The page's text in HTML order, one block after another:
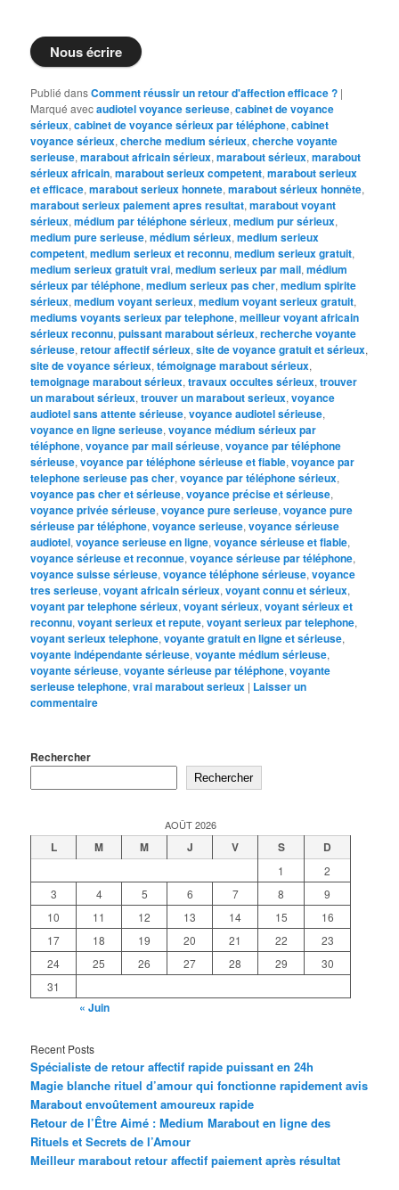
Nous écrire
Publié dansComment réussir un retour d'affection efficace ? |
Marqué avecaudiotel voyance serieuse,cabinet de voyance
sérieux,cabinet de voyance sérieux par téléphone,cabinet
voyance sérieux,cherche medium sérieux,cherche voyante
serieuse,marabout africain sérieux,marabout sérieux,marabout
sérieux africain,marabout serieux competent,marabout serieux
et efficace,marabout serieux honnete,marabout sérieux honnête,
marabout serieux paiement apres resultat,marabout voyant
sérieux,médium par téléphone sérieux,medium pur sérieux,
medium pure serieuse,médium sérieux,medium serieux
competent,medium serieux et reconnu,medium serieux gratuit,
medium serieux gratuit vrai,medium serieux par mail,médium
sérieux par téléphone,medium serieux pas cher,medium spirite
sérieux,medium voyant serieux,medium voyant serieux gratuit,
mediums voyants serieux par telephone,meilleur voyant africain
sérieux reconnu,puissant marabout sérieux,recherche voyante
sérieuse,retour affectif sérieux,site de voyance gratuit et sérieux,
site de voyance sérieux,témoignage marabout sérieux,
temoignage marabout sérieux,travaux occultes sérieux,trouver
un marabout sérieux,trouver un marabout serieux,voyance
audiotel sans attente sérieuse,voyance audiotel sérieuse,
voyance en ligne serieuse,voyance médium sérieux par
téléphone,voyance par mail sérieuse,voyance par téléphone
sérieuse,voyance par téléphone sérieuse et fiable,voyance par
telephone serieuse pas cher,voyance par téléphone sérieux,
voyance pas cher et sérieuse,voyance précise et sérieuse,
voyance privée sérieuse,voyance pure serieuse,voyance pure
sérieuse par téléphone,voyance serieuse,voyance sérieuse
audiotel,voyance serieuse en ligne,voyance sérieuse et fiable,
voyance sérieuse et reconnue,voyance sérieuse par téléphone,
voyance suisse sérieuse,voyance téléphone sérieuse,voyance
tres serieuse,voyant africain sérieux,voyant connu et sérieux,
voyant par telephone sérieux,voyant sérieux,voyant sérieux et
reconnu,voyant serieux et repute,voyant serieux par telephone,
voyant serieux telephone,voyante gratuit en ligne et sérieuse,
voyante indépendante sérieuse,voyante médium sérieuse,
voyante sérieuse,voyante sérieuse par téléphone,voyante
serieuse telephone,vrai marabout serieux | Laisser un
commentaire
Rechercher
Rechercher
AOÛT 2026
L M M J V S D
1
2
3
4 5 6 7 8
9
10
11 12 13 14 15
16
17
18 19 20 21 22
23
24
25 26 27 28 29
30
31
« Juin
Recent Posts
Spécialiste de retour affectif rapide puissant en 24h
Magie blanche rituel d’amour qui fonctionne rapidement avis
Marabout envoûtement amoureux rapide
Retour de l’Être Aimé : Medium Marabout en ligne des
Rituels et Secrets de l’Amour
Meilleur marabout retour affectif paiement après résultat